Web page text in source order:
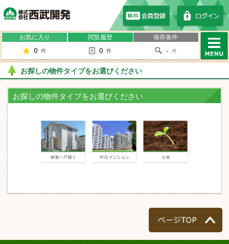
お気に入り
0 件
閲覧履歴
0 件
保存条件
- 件
お探しの物件タイプをお選びください
お探しの物件タイプをお選びください